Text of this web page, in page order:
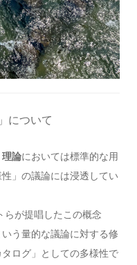
について
理論においては標準的な用
」の議論には浸透してい
が提唱したこの概念
う量的な議論に対する修
ログ」としての多様性で